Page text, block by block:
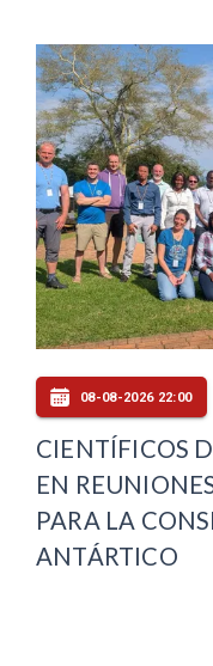
08-08-2026 22:00
CIENTÍFICOS
EN
PARA LA
ANTÁRTICO